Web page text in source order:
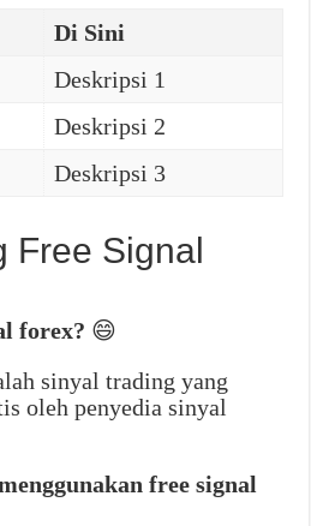
Di Sini
Deskripsi 1
Deskripsi 2
Deskripsi 3
Free Signal
forex? 😄
sinyal trading yang
oleh penyedia sinyal
free signal